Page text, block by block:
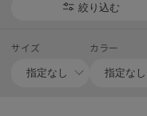
絞り込む
サイズ カラー